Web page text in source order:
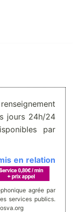
jours 24h/24
par
en relation
agrée par
services publics.